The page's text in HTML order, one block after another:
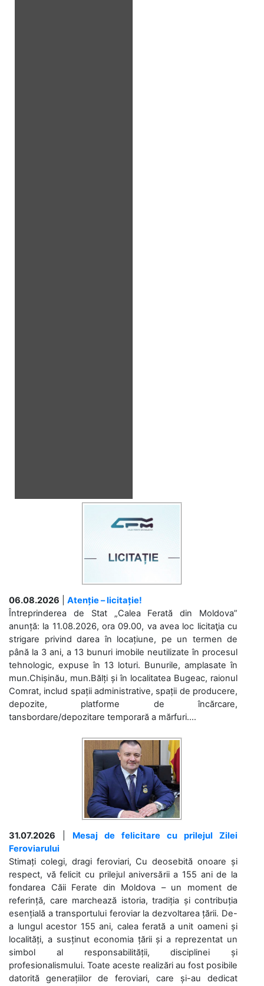
06.08.2026
Atenție – licitație!
Întreprinderea de Stat „Calea Ferată din Moldova”
anunță: la 11.08.2026, ora 09.00, va avea loc licitaţia cu
strigare privind darea în locațiune, pe un termen de
până la 3 ani, a 13 bunuri imobile neutilizate în procesul
tehnologic, expuse în 13 loturi. Bunurile, amplasate în
mun.Chișinău, mun.Bălți și în localitatea Bugeac, raionul
Comrat, includ spații administrative, spații de producere,
depozite, platforme de încărcare,
tansbordare/depozitare temporară a mărfuri....
31.07.2026
Mesaj de felicitare cu prilejul Zilei
Feroviarului
Stimați colegi, dragi feroviari, Cu deosebită onoare și
respect, vă felicit cu prilejul aniversării a 155 ani de la
fondarea Căii Ferate din Moldova – un moment de
referință, care marchează istoria, tradiția și contribuția
esențială a transportului feroviar la dezvoltarea țării. De-
a lungul acestor 155 ani, calea ferată a unit oameni și
localități, a susținut economia țării și a reprezentat un
simbol al responsabilității, disciplinei și
profesionalismului. Toate aceste realizări au fost posibile
datorită generațiilor de feroviari, care și-au dedicat